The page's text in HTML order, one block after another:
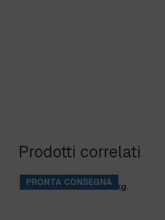
Prodotti correlati
PRONTA CONSEGNA
BASE RINS S2 ta.5 kg.